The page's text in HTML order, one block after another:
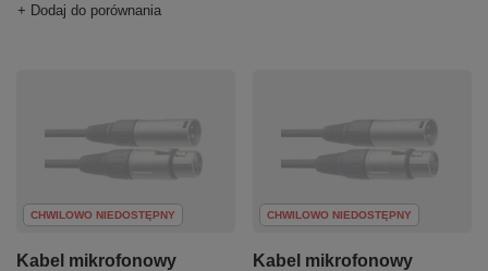
+ Dodaj do porównania
CHWILOWO NIEDOSTĘPNY
Kabel mikrofonowy
CHWILOWO NIEDOSTĘPNY
Kabel mikrofonowy